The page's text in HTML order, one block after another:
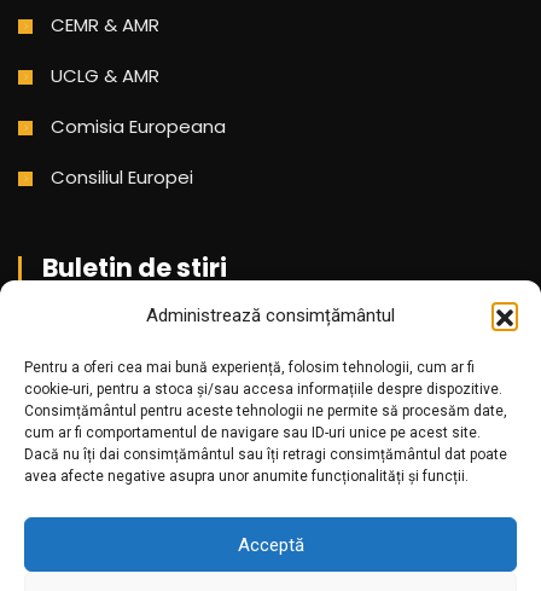
Administrează consimțământul
Pentru a oferi cea mai bună experiență, folosim tehnologii, cum ar fi
cookie-uri, pentru a stoca și/sau accesa informațiile despre dispozitive.
Consimțământul pentru aceste tehnologii ne permite să procesăm date,
cum ar fi comportamentul de navigare sau ID-uri unice pe acest site.
Dacă nu îți dai consimțământul sau îți retragi consimțământul dat poate
avea afecte negative asupra unor anumite funcționalități și funcții.
Acceptă
CEMR & AMR
UCLG & AMR
Comisia Europeana
Consiliul Europei
Buletin de stiri
Aboneaza-te pentru a primi cele mai noi stiri din partea
noastra!